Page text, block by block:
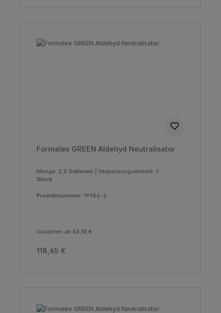
Formalex GREEN Aldehyd Neutralisator
Menge: 2,5 Gallonen Verpackungseinheit: 1
Stück
Produktnummer: 19986-2
Varianten ab 63,18 €
Regulärer Preis:
118,65 €